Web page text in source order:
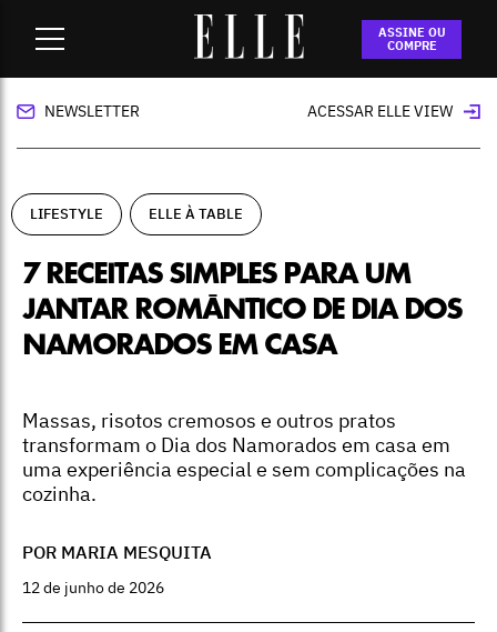
ASSINE OU
COMPRE
7 receitas simples para um jantar
romântico de Dia dos Namorados em casa
NEWSLETTER ACESSAR ELLE VIEW
LIFESTYLE ELLE À TABLE
7 RECEITAS SIMPLES PARA UM
JANTAR ROMÂNTICO DE DIA DOS
NAMORADOS EM CASA
Massas, risotos cremosos e outros pratos
transformam o Dia dos Namorados em casa em
uma experiência especial e sem complicações na
cozinha.
POR MARIA MESQUITA
12 de junho de 2026